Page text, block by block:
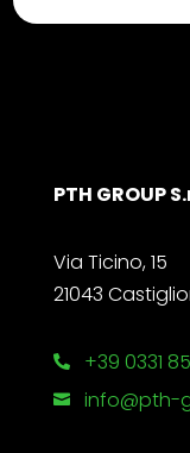
PTH GROUP
Via Ticino, 15
21043
 +39 0331
 info@pth-